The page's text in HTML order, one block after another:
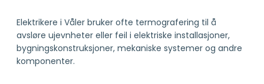
Elektrikere i Våler bruker ofte termografering til å
avsløre ujevnheter eller feil i elektriske installasjoner,
bygningskonstruksjoner, mekaniske systemer og andre
komponenter.